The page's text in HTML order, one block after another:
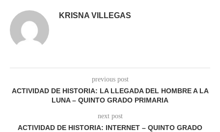
KRISNA VILLEGAS
previous post
ACTIVIDAD DE HISTORIA: LA LLEGADA DEL HOMBRE A LA
LUNA – QUINTO GRADO PRIMARIA
next post
ACTIVIDAD DE HISTORIA: INTERNET – QUINTO GRADO